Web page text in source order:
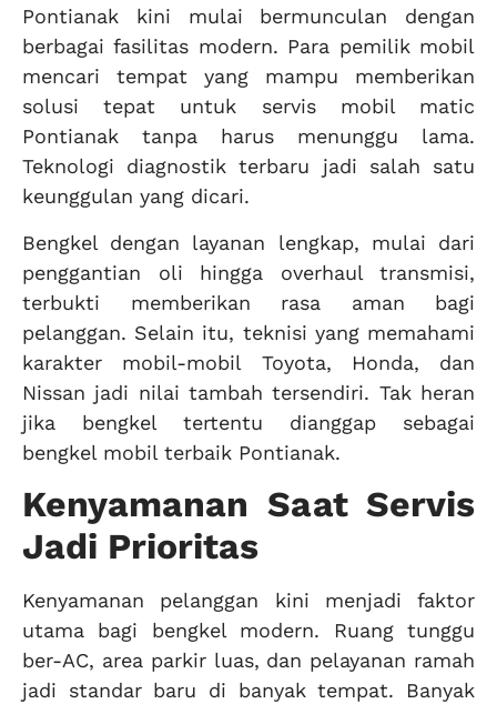
Pontianak kini mulai bermunculan dengan
berbagai fasilitas modern. Para pemilik mobil
mencari tempat yang mampu memberikan
solusi tepat untuk servis mobil matic
Pontianak tanpa harus menunggu lama.
Teknologi diagnostik terbaru jadi salah satu
keunggulan yang dicari.
Bengkel dengan layanan lengkap, mulai dari
penggantian oli hingga overhaul transmisi,
terbukti memberikan rasa aman bagi
pelanggan. Selain itu, teknisi yang memahami
karakter mobil-mobil Toyota, Honda, dan
Nissan jadi nilai tambah tersendiri. Tak heran
jika bengkel tertentu dianggap sebagai
bengkel mobil terbaik Pontianak.
Kenyamanan Saat Servis
Jadi Prioritas
Kenyamanan pelanggan kini menjadi faktor
utama bagi bengkel modern. Ruang tunggu
ber-AC, area parkir luas, dan pelayanan ramah
jadi standar baru di banyak tempat. Banyak